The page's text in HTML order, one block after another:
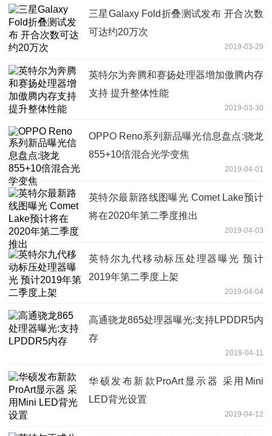
三星Galaxy Fold折叠测试发布 开合次数
可达约20万次
2019-03-29
英特尔为奔腾和赛扬处理器增加傲腾内存
支持 提升整体性能
2019-03-30
OPPO Reno系列新品曝光信息盘点:骁龙
855+10倍混合光学变焦
2019-04-01
英特尔最新路线图曝光 Comet Lake预计
将在2020年第二季度推出
2019-04-03
英特尔九代移动标压处理器曝光 预计
2019年第二季度上架
2019-04-04
高通骁龙865处理器曝光:支持LPDDR5内
存
2019-04-11
华硕发布新款ProArt显示器 采用Mini
LED背光设置
2019-04-12